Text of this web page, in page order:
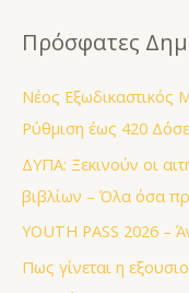
r
c
h
r
Πρόσφατες
Νέος Εξωδικαστικός
Ρύθμιση έως 420
ΔΥΠΑ: Ξεκινούν οι
βιβλίων – Όλα όσα
YOUTH PASS 2026 –
Πως γίνεται η